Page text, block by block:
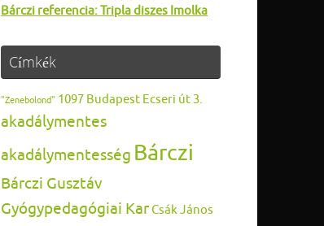
Bárczi referencia: Tripla diszes Imolka
Címkék
"Zenebolond" 1097 Budapest Ecseri út 3.
akadálymentes
akadálymentesség Bárczi
Bárczi Gusztáv
Gyógypedagógiai KarCsák János